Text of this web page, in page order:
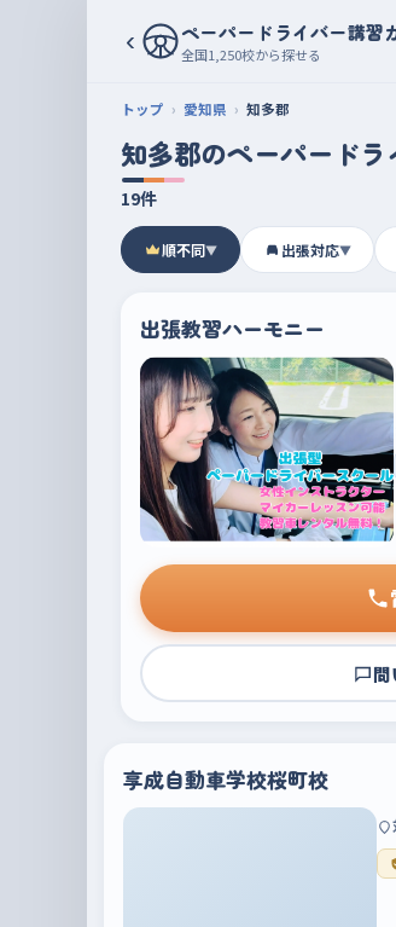
‹ ペーパードライバー講習
全国1,250校から探せる
トップ 愛知県 知多郡
知多郡のペーパードラ
19件
順不同▼ 出張対応▼
出張教習ハーモニー
享成自動車学校桜町校